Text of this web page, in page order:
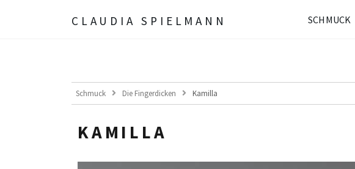
CLAUDIA SPIELMANN SCHMUCK
Schmuck Die Fingerdicken Kamilla
KAMILLA